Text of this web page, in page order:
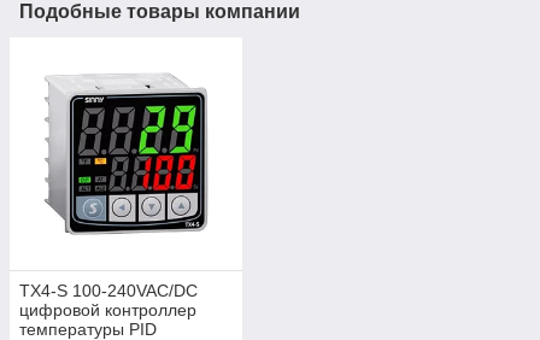
Подобные товары компании
TX4-S 100-240VAC/DC
цифровой контроллер
температуры PID